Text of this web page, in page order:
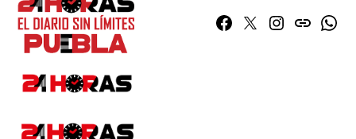
Facebook
TwitterInstagram
issuu